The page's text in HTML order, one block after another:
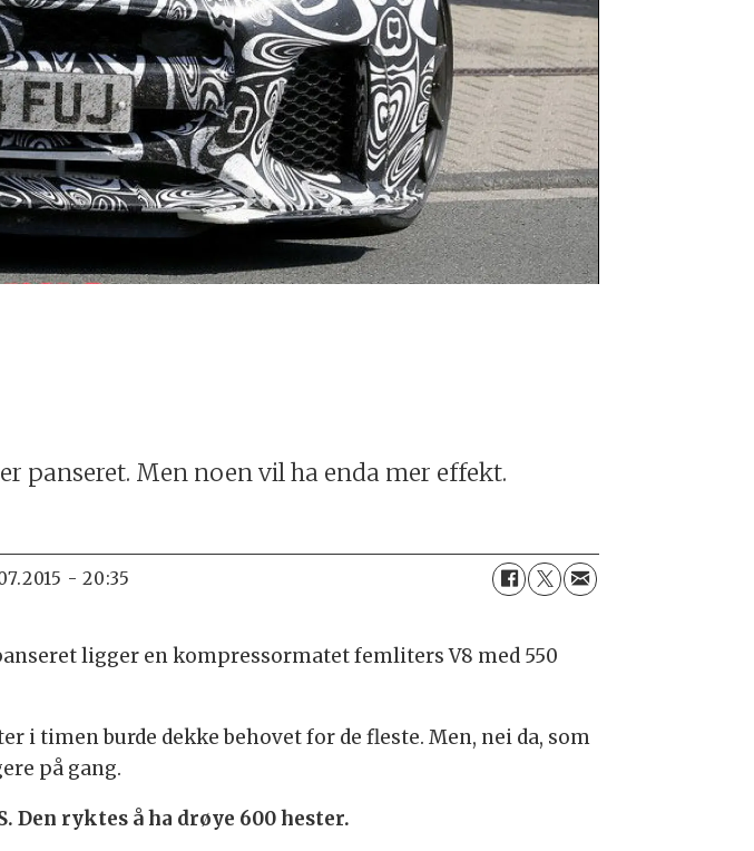
panseret. Men noen vil ha enda mer effekt.
- 20:35
ligger en kompressormatet femliters V8 med 550
i timen burde dekke behovet for de fleste. Men, nei da, som
på gang.
Den ryktes å ha drøye 600 hester.